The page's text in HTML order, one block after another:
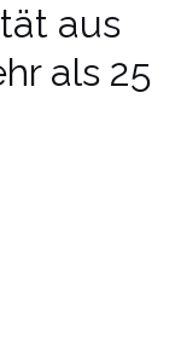
aus
als 25